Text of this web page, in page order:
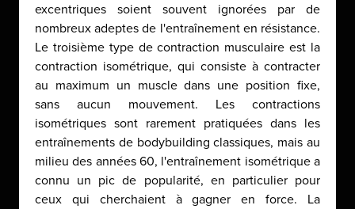
excentriques soient souvent ignorées par de
nombreux adeptes de l'entraînement en résistance.
Le troisième type de contraction musculaire est la
contraction isométrique, qui consiste à contracter
au maximum un muscle dans une position fixe,
sans aucun mouvement. Les contractions
isométriques sont rarement pratiquées dans les
entraînements de bodybuilding classiques, mais au
milieu des années 60, l'entraînement isométrique a
connu un pic de popularité, en particulier pour
ceux qui cherchaient à gagner en force. La